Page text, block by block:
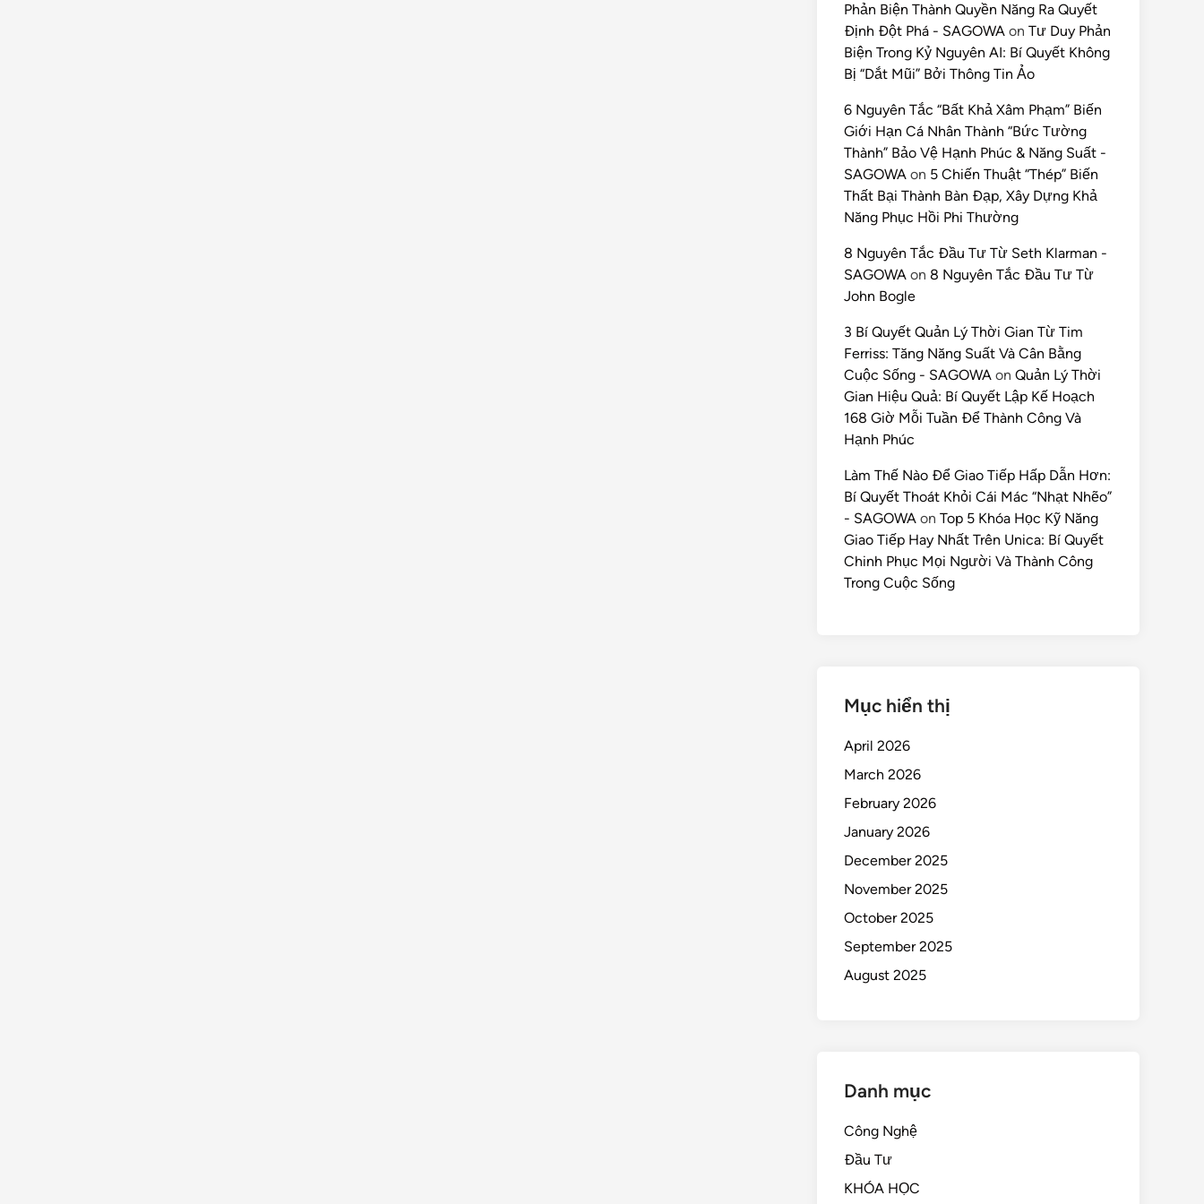
Phản Biện Thành Quyền Năng Ra Quyết
Định Đột Phá - SAGOWA on Tư Duy Phản
Biện Trong Kỷ Nguyên AI: Bí Quyết Không
Bị “Dắt Mũi” Bởi Thông Tin Ảo
6 Nguyên Tắc “Bất Khả Xâm Phạm” Biến
Giới Hạn Cá Nhân Thành “Bức Tường
Thành” Bảo Vệ Hạnh Phúc & Năng Suất -
SAGOWA on 5 Chiến Thuật “Thép” Biến
Thất Bại Thành Bàn Đạp, Xây Dựng Khả
Năng Phục Hồi Phi Thường
8 Nguyên Tắc Đầu Tư Từ Seth Klarman -
SAGOWA on 8 Nguyên Tắc Đầu Tư Từ
John Bogle
3 Bí Quyết Quản Lý Thời Gian Từ Tim
Ferriss: Tăng Năng Suất Và Cân Bằng
Cuộc Sống - SAGOWA on Quản Lý Thời
Gian Hiệu Quả: Bí Quyết Lập Kế Hoạch
168 Giờ Mỗi Tuần Để Thành Công Và
Hạnh Phúc
Làm Thế Nào Để Giao Tiếp Hấp Dẫn Hơn:
Bí Quyết Thoát Khỏi Cái Mác “Nhạt Nhẽo”
- SAGOWA on Top 5 Khóa Học Kỹ Năng
Giao Tiếp Hay Nhất Trên Unica: Bí Quyết
Chinh Phục Mọi Người Và Thành Công
Trong Cuộc Sống
Mục hiển thị
April 2026
March 2026
February 2026
January 2026
December 2025
November 2025
October 2025
September 2025
August 2025
Danh mục
Công Nghệ
Đầu Tư
KHÓA HỌC